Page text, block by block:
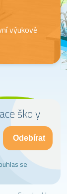
výukové
školy
se